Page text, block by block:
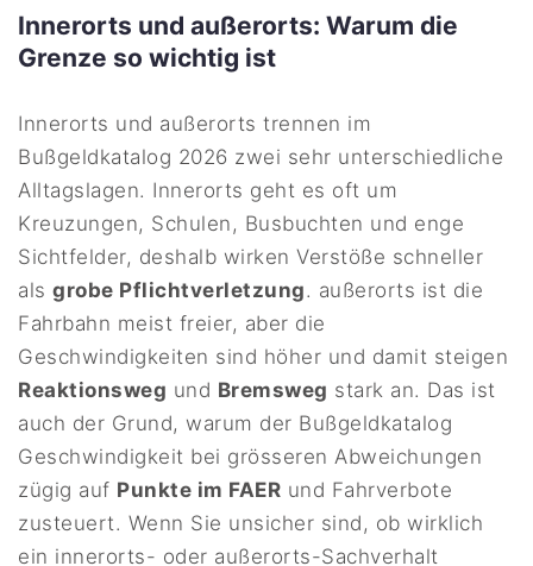
Innerorts und außerorts: Warum die
Grenze so wichtig ist
Innerorts und außerorts trennen im
Bußgeldkatalog 2026 zwei sehr unterschiedliche
Alltagslagen. Innerorts geht es oft um
Kreuzungen, Schulen, Busbuchten und enge
Sichtfelder, deshalb wirken Verstöße schneller
alsgrobe Pflichtverletzung. außerorts ist die
Fahrbahn meist freier, aber die
Geschwindigkeiten sind höher und damit steigen
Reaktionsweg und Bremsweg stark an. Das ist
auch der Grund, warum der Bußgeldkatalog
Geschwindigkeit bei grösseren Abweichungen
zügig auf Punkte im FAER und Fahrverbote
zusteuert. Wenn Sie unsicher sind, ob wirklich
ein innerorts- oder außerorts-Sachverhalt